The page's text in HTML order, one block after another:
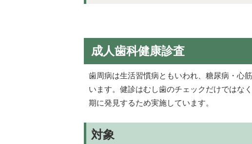
成人歯科健康診査
歯周病は生活習慣病ともいわれ、糖尿病・心
います。健診はむし歯のチェックだけではな
期に発見するため実施しています。
対象